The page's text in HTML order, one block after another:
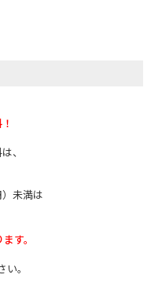
、
未満は
す。
い。